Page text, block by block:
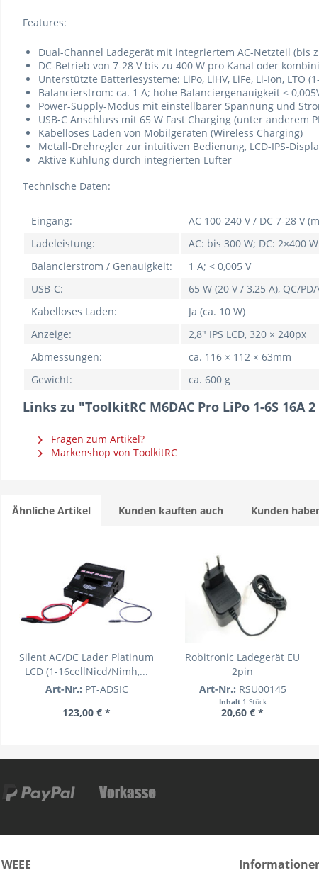
Features:
Dual-Channel Ladegerät mit integriertem AC-Netzteil (bis
DC-Betrieb von 7-28 V bis zu 400 W pro Kanal oder
Unterstützte Batteriesysteme: LiPo, LiHV, LiFe, Li-Ion, LTO
Balancierstrom: ca. 1 A; hohe Balanciergenauigkeit <
Power-Supply-Modus mit einstellbarer Spannung und
USB-C Anschluss mit 65 W Fast Charging (unter anderem
Kabelloses Laden von Mobilgeräten (Wireless Charging)
Metall-Drehregler zur intuitiven Bedienung, LCD-IPS-
Aktive Kühlung durch integrierten Lüfter
Technische Daten:
Eingang:
AC 100-240 V / DC 7-28 V
Ladeleistung:
AC: bis 300 W; DC: 2×400
Balancierstrom / Genauigkeit:
1 A; < 0,005 V
USB-C:
65 W (20 V / 3,25 A), QC/
Kabelloses Laden:
Ja (ca. 10 W)
Anzeige:
2,8" IPS LCD, 320 × 240px
Abmessungen:
ca. 116 × 112 × 63mm
Gewicht:
ca. 600 g
Links zu "ToolkitRC M6DAC Pro LiPo 1-6S 16A
Fragen zum Artikel?
Markenshop von ToolkitRC
Ähnliche Artikel Kunden kauften auch Kunden
Silent AC/DC Lader Platinum
LCD (1-16cellNicd/Nimh,...
Art-Nr.: PT-ADSIC
123,00 € *
Robitronic Ladegerät EU
2pin
Art-Nr.: RSU00145
Inhalt 1 Stück
20,60 € *
WEEE